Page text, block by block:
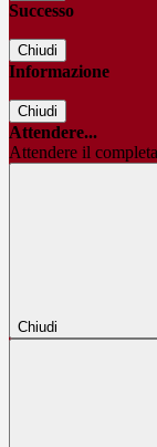
Successo
Chiudi
Informazione
Chiudi
Attendere...
Attendere il
Chiudi